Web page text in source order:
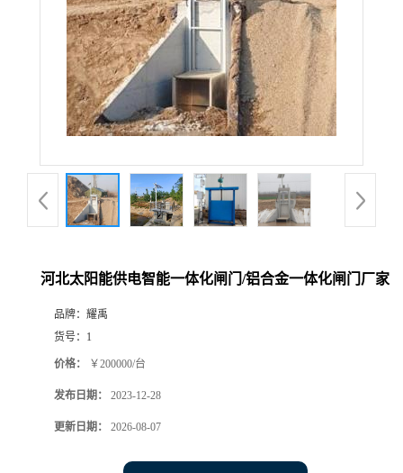
河北太阳能供电智能一体化闸门/铝合金一体化闸门厂家
品牌： 耀禹
货号： 1
价格： ￥200000/台
发布日期： 2023-12-28
更新日期： 2026-08-07